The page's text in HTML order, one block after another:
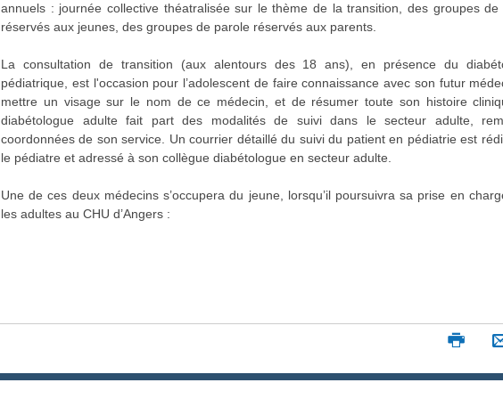
annuels : journée collective théatralisée sur le thème de la transition, des groupes de
réservés aux jeunes, des groupes de parole réservés aux parents.
La consultation de transition (aux alentours des 18 ans), en présence du
pédiatrique, est l'occasion pour l’adolescent de faire connaissance avec son futur
mettre un visage sur le nom de ce médecin, et de résumer toute son histoire
diabétologue adulte fait part des modalités de suivi dans le secteur adulte,
coordonnées de son service. Un courrier détaillé du suivi du patient en pédiatrie est
le pédiatre et adressé à son collègue diabétologue en secteur adulte.
Une de ces deux médecins s’occupera du jeune, lorsqu’il poursuivra sa prise en
les adultes au CHU d’Angers :
I
p